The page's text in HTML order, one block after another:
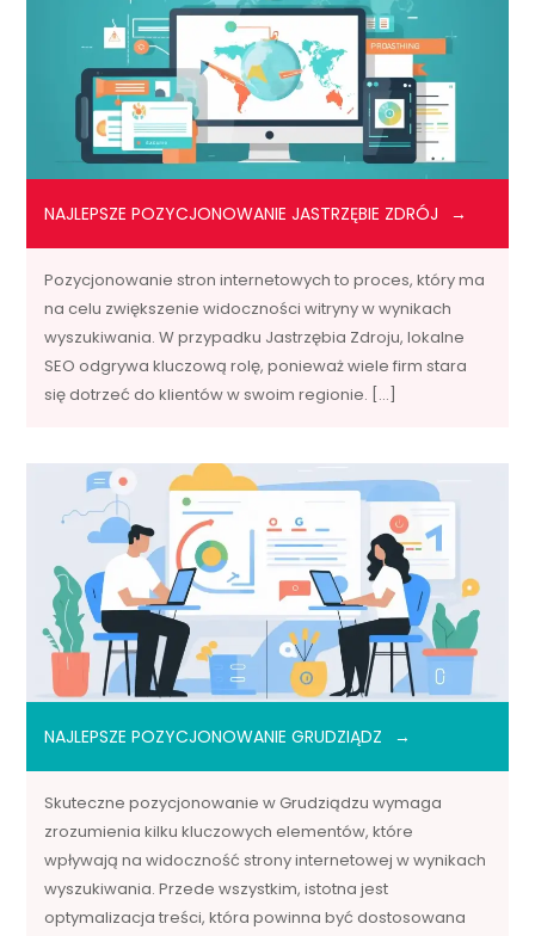
NAJLEPSZE POZYCJONOWANIE JASTRZĘBIE ZDRÓJ
Pozycjonowanie stron internetowych to proces, który ma
na celu zwiększenie widoczności witryny w wynikach
wyszukiwania. W przypadku Jastrzębia Zdroju, lokalne
SEO odgrywa kluczową rolę, ponieważ wiele firm stara
się dotrzeć do klientów w swoim regionie. […]
NAJLEPSZE POZYCJONOWANIE GRUDZIĄDZ
Skuteczne pozycjonowanie w Grudziądzu wymaga
zrozumienia kilku kluczowych elementów, które
wpływają na widoczność strony internetowej w wynikach
wyszukiwania. Przede wszystkim, istotna jest
optymalizacja treści, która powinna być dostosowana